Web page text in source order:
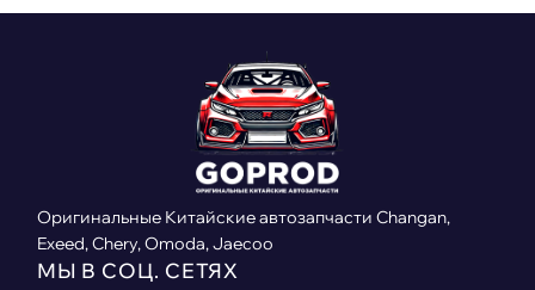
Оригинальные Китайские автозапчасти Changan,
Exeed, Chery, Omoda, Jaecoo
МЫ В СОЦ. СЕТЯХ